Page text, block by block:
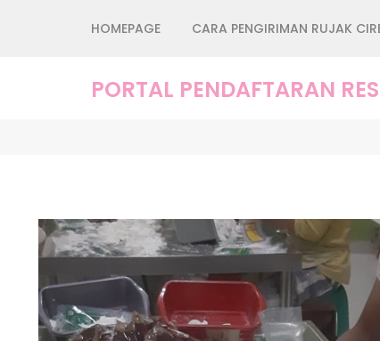
HOMEPAGE CARA PENGIRIMAN RUJAK
PORTAL PENDAFTARAN